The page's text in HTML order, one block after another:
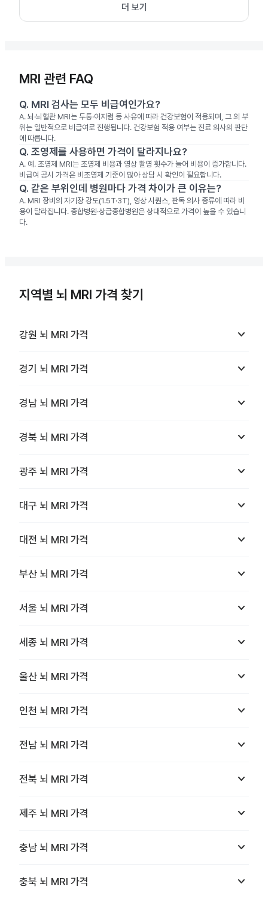
더 보기
MRI 관련 FAQ
Q. MRI 검사는 모두 비급여인가요?
A. 뇌·뇌혈관 MRI는 두통·어지럼 등 사유에 따라 건강보험이 적용되며, 그 외 부
위는 일반적으로 비급여로 진행됩니다. 건강보험 적용 여부는 진료 의사의 판단
에 따릅니다.
Q. 조영제를 사용하면 가격이 달라지나요?
A. 예. 조영제 MRI는 조영제 비용과 영상 촬영 횟수가 늘어 비용이 증가합니다.
비급여 공시 가격은 비조영제 기준이 많아 상담 시 확인이 필요합니다.
Q. 같은 부위인데 병원마다 가격 차이가 큰 이유는?
A. MRI 장비의 자기장 강도(1.5T·3T), 영상 시퀀스, 판독 의사 종류에 따라 비
용이 달라집니다. 종합병원·상급종합병원은 상대적으로 가격이 높을 수 있습니
다.
지역별 뇌 MRI 가격 찾기
강원 뇌 MRI 가격 keyboard_arrow_down
경기 뇌 MRI 가격 keyboard_arrow_down
경남 뇌 MRI 가격 keyboard_arrow_down
경북 뇌 MRI 가격 keyboard_arrow_down
광주 뇌 MRI 가격 keyboard_arrow_down
대구 뇌 MRI 가격 keyboard_arrow_down
대전 뇌 MRI 가격 keyboard_arrow_down
부산 뇌 MRI 가격 keyboard_arrow_down
서울 뇌 MRI 가격 keyboard_arrow_down
세종 뇌 MRI 가격 keyboard_arrow_down
울산 뇌 MRI 가격 keyboard_arrow_down
인천 뇌 MRI 가격 keyboard_arrow_down
전남 뇌 MRI 가격 keyboard_arrow_down
전북 뇌 MRI 가격 keyboard_arrow_down
제주 뇌 MRI 가격 keyboard_arrow_down
충남 뇌 MRI 가격 keyboard_arrow_down
충북 뇌 MRI 가격 keyboard_arrow_down